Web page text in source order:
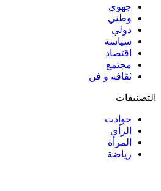
جهوي
وطني
دولي
سياسة
اقتصاد
مجتمع
ثقافة و فن
التصنيفات
حوادث
الرأي
المرأة
رياضة